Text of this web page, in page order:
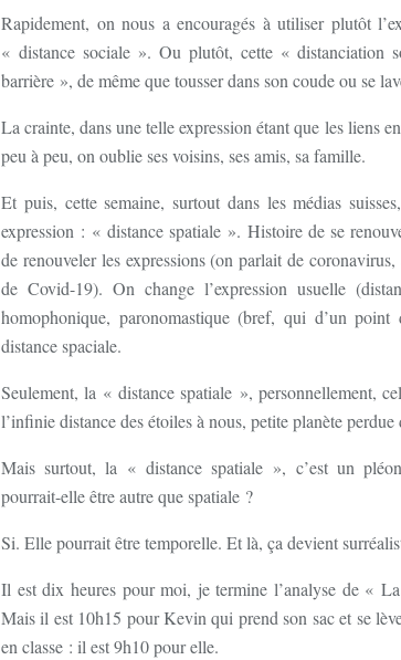
Rapidement, on nous a encouragés à utiliser plutôt
« distance sociale ». Ou plutôt, cette « distanciation
barrière », de même que tousser dans son coude ou se
La crainte, dans une telle expression étant que les liens
peu à peu, on oublie ses voisins, ses amis, sa famille.
Et puis, cette semaine, surtout dans les médias
expression : « distance spatiale ». Histoire de se
de renouveler les expressions (on parlait de
de Covid-19). On change l’expression usuelle
homophonique, paronomastique (bref, qui d’un
distance spaciale.
Seulement, la « distance spatiale », personnellement,
l’infinie distance des étoiles à nous, petite planète perdue
Mais surtout, la « distance spatiale », c’est un
pourrait-elle être autre que spatiale ?
Si. Elle pourrait être temporelle. Et là, ça devient
Il est dix heures pour moi, je termine l’analyse de «
Mais il est 10h15 pour Kevin qui prend son sac et se
en classe : il est 9h10 pour elle.